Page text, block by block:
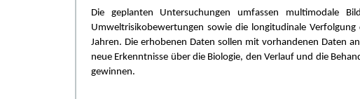
Die geplanten Untersuchungen umfassen multimodale
Umweltrisikobewertungen sowie die longitudinale
Jahren. Die erhobenen Daten sollen mit vorhandenen Daten
neue Erkenntnisse über die Biologie, den Verlauf und die
gewinnen.